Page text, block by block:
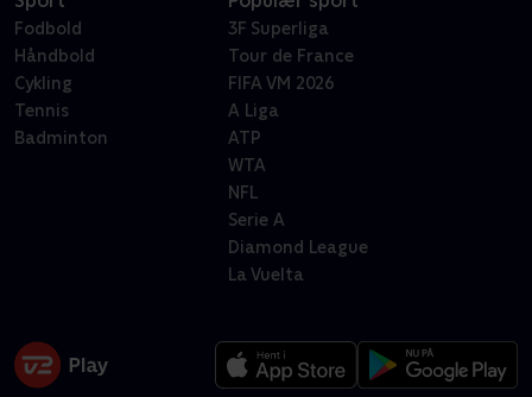
Fodbold
Håndbold
Cykling
Tennis
Badminton
3F Superliga
Tour de France
FIFA VM 2026
A Liga
ATP
WTA
NFL
Serie A
Diamond League
La Vuelta